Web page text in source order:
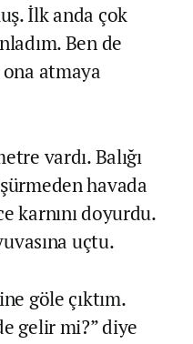
İlk anda çok
Ben de
ona atmaya
vardı. Balığı
havada
karnını doyurdu.
uçtu.
göle çıktım.
gelir mi?” diye